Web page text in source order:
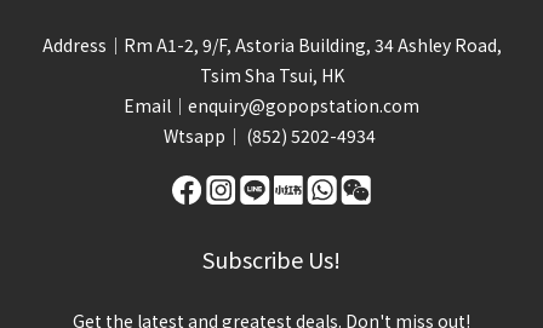
Address｜Rm A1-2, 9/F, Astoria Building, 34 Ashley Road,
Tsim Sha Tsui, HK
Email｜ enquiry@gopopstation.com
Wtsapp｜ (852) 5202-4934
Subscribe Us!
Get the latest and greatest deals. Don't miss out!